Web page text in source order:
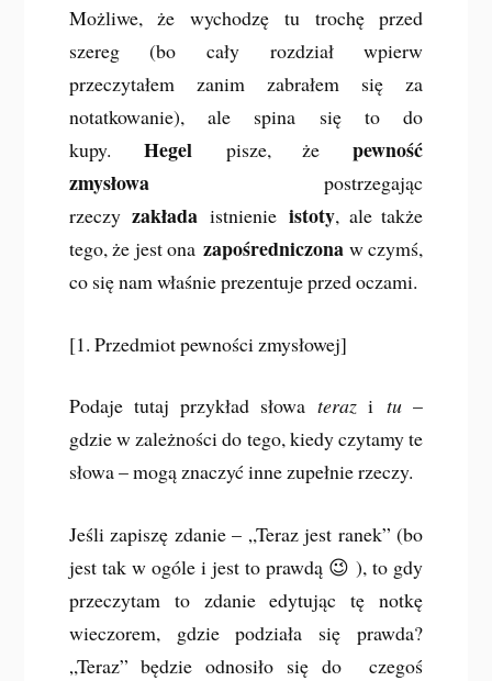
Możliwe, że wychodzę tu trochę przed
szereg (bo cały rozdział wpierw
przeczytałem zanim zabrałem się za
notatkowanie), ale spina się to do
kupy.Hegel pisze, żepewność
zmysłowapostrzegając
rzeczyzakładaistnienie istoty, ale także
tego, że jest onazapośredniczona w czymś,
co się nam właśnie prezentuje przed oczami.
[1. Przedmiot pewności zmysłowej]
Podaje tutaj przykład słowateraz itu –
gdzie w zależności do tego, kiedy czytamy te
słowa – mogą znaczyć inne zupełnie rzeczy.
Jeśli zapiszę zdanie – „Teraz jest ranek” (bo
jest tak w ogóle i jest to prawdą 😉 ), to gdy
przeczytam to zdanie edytując tę notkę
wieczorem, gdzie podziała się prawda?
„Teraz” będzie odnosiło się do czegoś